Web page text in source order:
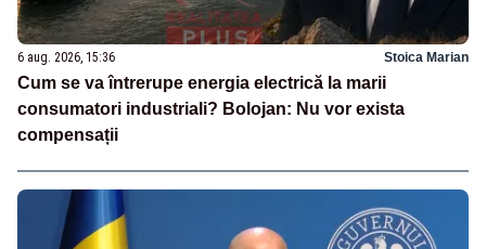
6 aug. 2026, 15:36 Stoica Marian
Cum se va întrerupe energia electrică la marii
consumatori industriali? Bolojan: Nu vor exista
compensații